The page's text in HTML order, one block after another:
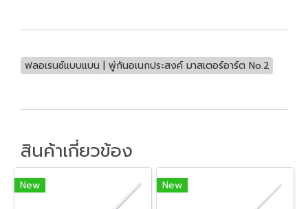
ฟลอเรนซ์แบบแบน | พู่กันอเนกประสงค์ มาสเตอร์อาร์ต No.2
สินค้าเกี่ยวข้อง
New New